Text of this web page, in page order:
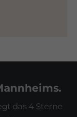
das 4 Sterne